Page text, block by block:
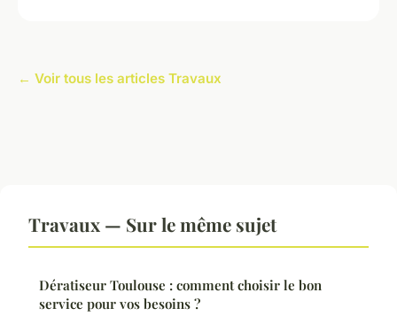
← Voir tous les articles Travaux
Travaux — Sur le même sujet
Dératiseur Toulouse : comment choisir le bon
service pour vos besoins ?